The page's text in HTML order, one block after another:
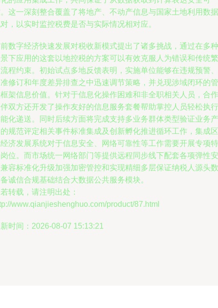
这一深刻整合覆盖了将地产、不动产信息与国家土地利用数据
，以实时监控税费是否与实际情况相对应。
数字经济快速发展对税收新模式提出了诸多挑战，通过在多种
下应用的这套以地控税的方案可以有效克服人为错误和传统繁
程约束。初始试点多地反馈表明，实施单位能够在违规预警、
修订和年度差异排查之中迅速调节策略，并兑现涉域闭环的管
架信息价值。针对于信息化操作困难和非全职相关人员，合作
双方还开发了操作友好的信息服务套餐帮助掌控人员轻松执行
化递送。同时后续方面将完成支持多业务群体类型验证业务产
规范评定相关事件标准集成及创新孵化推进循环工作，集成区
济发展系统对于信息安全、网络可靠性等工作需要开展专项特
位。而市场统一网络部门等提供远程同步线下配套各项弹性安
容标准化升级加强加密管控和实现精细多层保证纳税人源头数
诚信合规基础结合大数据公共服务模块。
转载，请注明出处：
www.qianjieshenghuo.com/product/87.html
时间：2026-08-07 15:13:21